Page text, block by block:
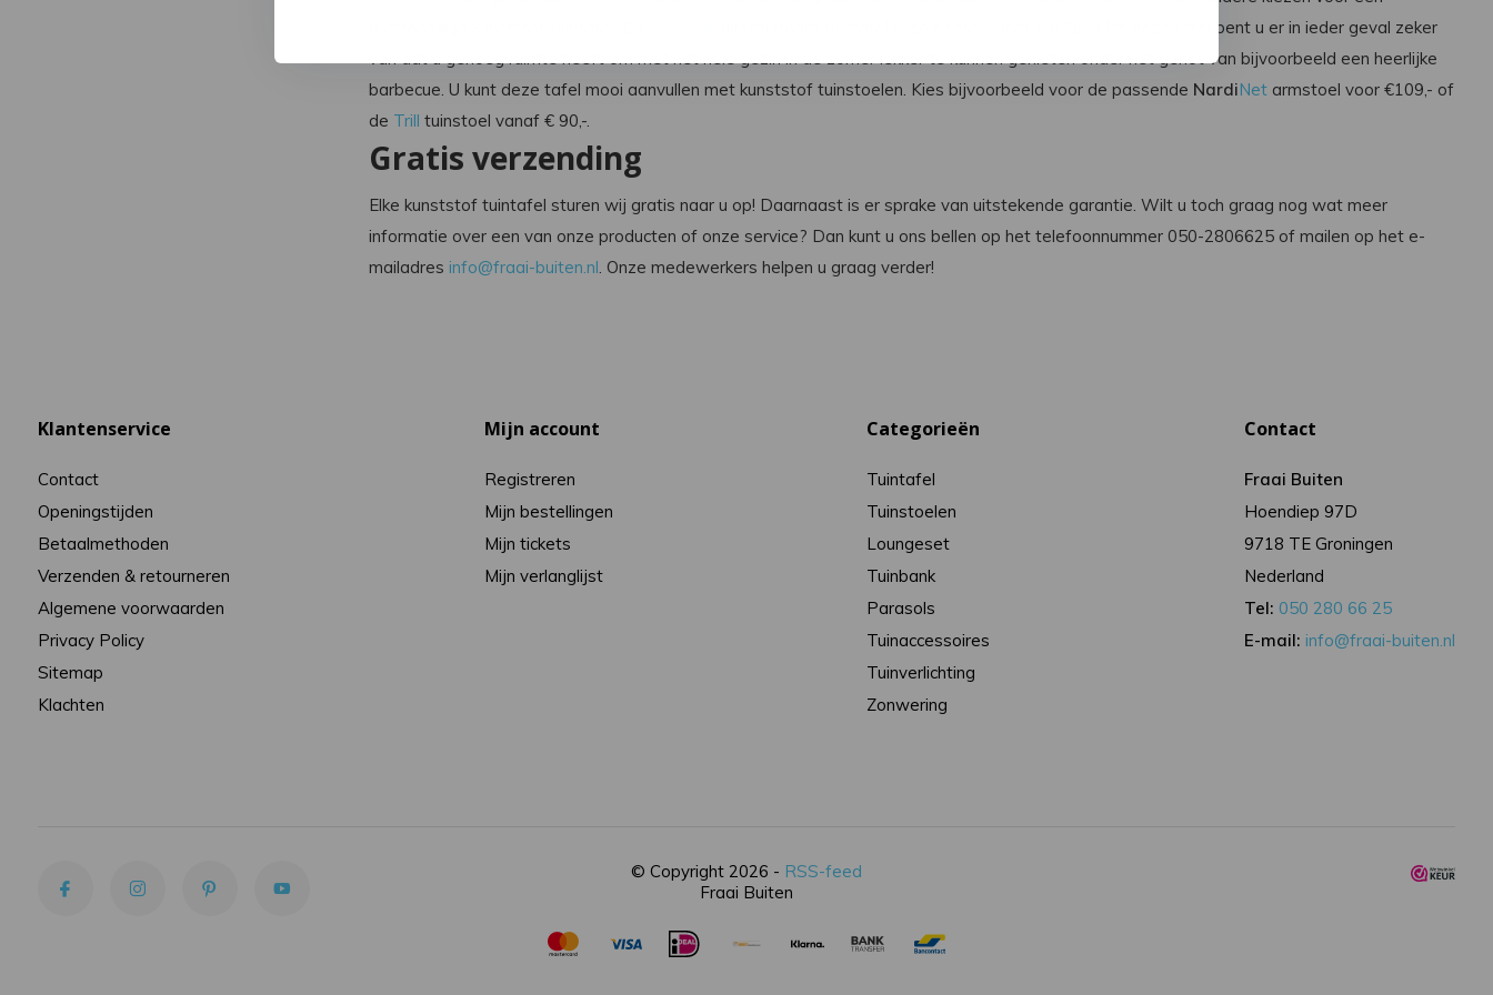
uitschuifbare tuintafel is zo'n tafel vanaf € 871,-. Met deze tafel bent u er in ieder geval zeker
van dat u genoeg ruimte heeft om met het hele gezin in de zomer lekker te kunnen genieten onder het genot van bijvoorbeeld een heerlijke
barbecue. U kunt deze tafel mooi aanvullen met kunststof tuinstoelen. Kies bijvoorbeeld voor de passende NardiNetarmstoel voor €109,- of
de Trill tuinstoel vanaf € 90,-.
Gratis verzending
Elke kunststof tuintafel sturen wij gratis naar u op! Daarnaast is er sprake van uitstekende garantie. Wilt u toch graag nog wat meer
informatie over een van onze producten of onze service? Dan kunt u ons bellen op het telefoonnummer 050-2806625 of mailen op het e-
mailadres info@fraai-buiten.nl. Onze medewerkers helpen u graag verder!
Klantenservice
Contact
Openingstijden
Betaalmethoden
Verzenden & retourneren
Algemene voorwaarden
Privacy Policy
Sitemap
Klachten
Mijn account
Registreren
Mijn bestellingen
Mijn tickets
Mijn verlanglijst
Categorieën
Tuintafel
Tuinstoelen
Loungeset
Tuinbank
Parasols
Tuinaccessoires
Tuinverlichting
Zonwering
Contact
Fraai Buiten
Hoendiep 97D
9718 TE Groningen
Nederland
Tel: 050 280 66 25
E-mail: info@fraai-buiten.nl
© Copyright 2026 - RSS-feed
Fraai Buiten